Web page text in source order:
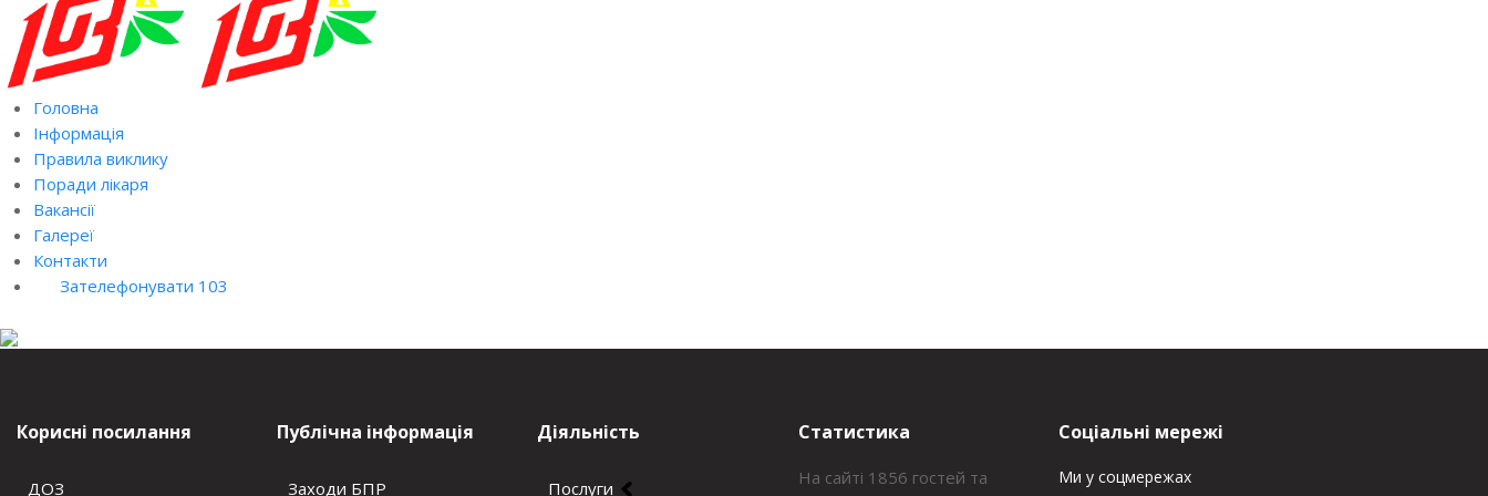
Головна
Інформація
Правила виклику
Поради лікаря
Вакансії
Галереї
Контакти
Зателефонувати 103
Корисні посилання
ДОЗ
Публічна інформація
Заходи БПР
Діяльність
Послуги
Статистика
На сайті 1856 гостей та
Соціальні мережі
Ми у соцмережах